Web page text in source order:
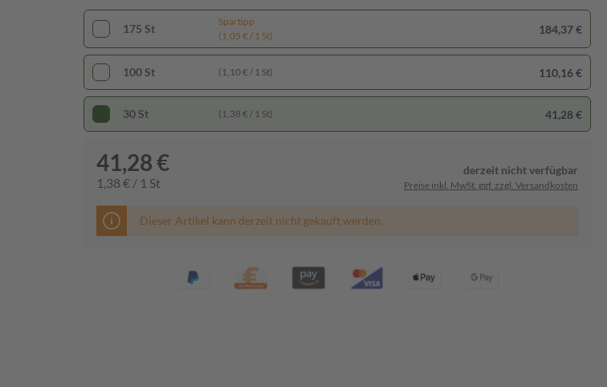
175 St
Spartipp
(1,05 € / 1 St)
184,37 €
100 St (1,10 € / 1 St) 110,16 €
30 St (1,38 € / 1 St) 41,28 €
41,28 €
1,38 € / 1 St
derzeit nicht verfügbar
Preise inkl. MwSt. ggf. zzgl. Versandkosten
Dieser Artikel kann derzeit nicht gekauft werden.